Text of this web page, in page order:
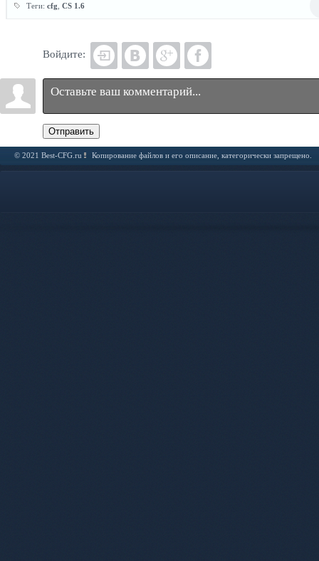
Теги: cfg CS 1.6
Войдите:
Отправить
© 2021 Best-CFG.ru Копирование файлов и его описание, категорически запрещено.